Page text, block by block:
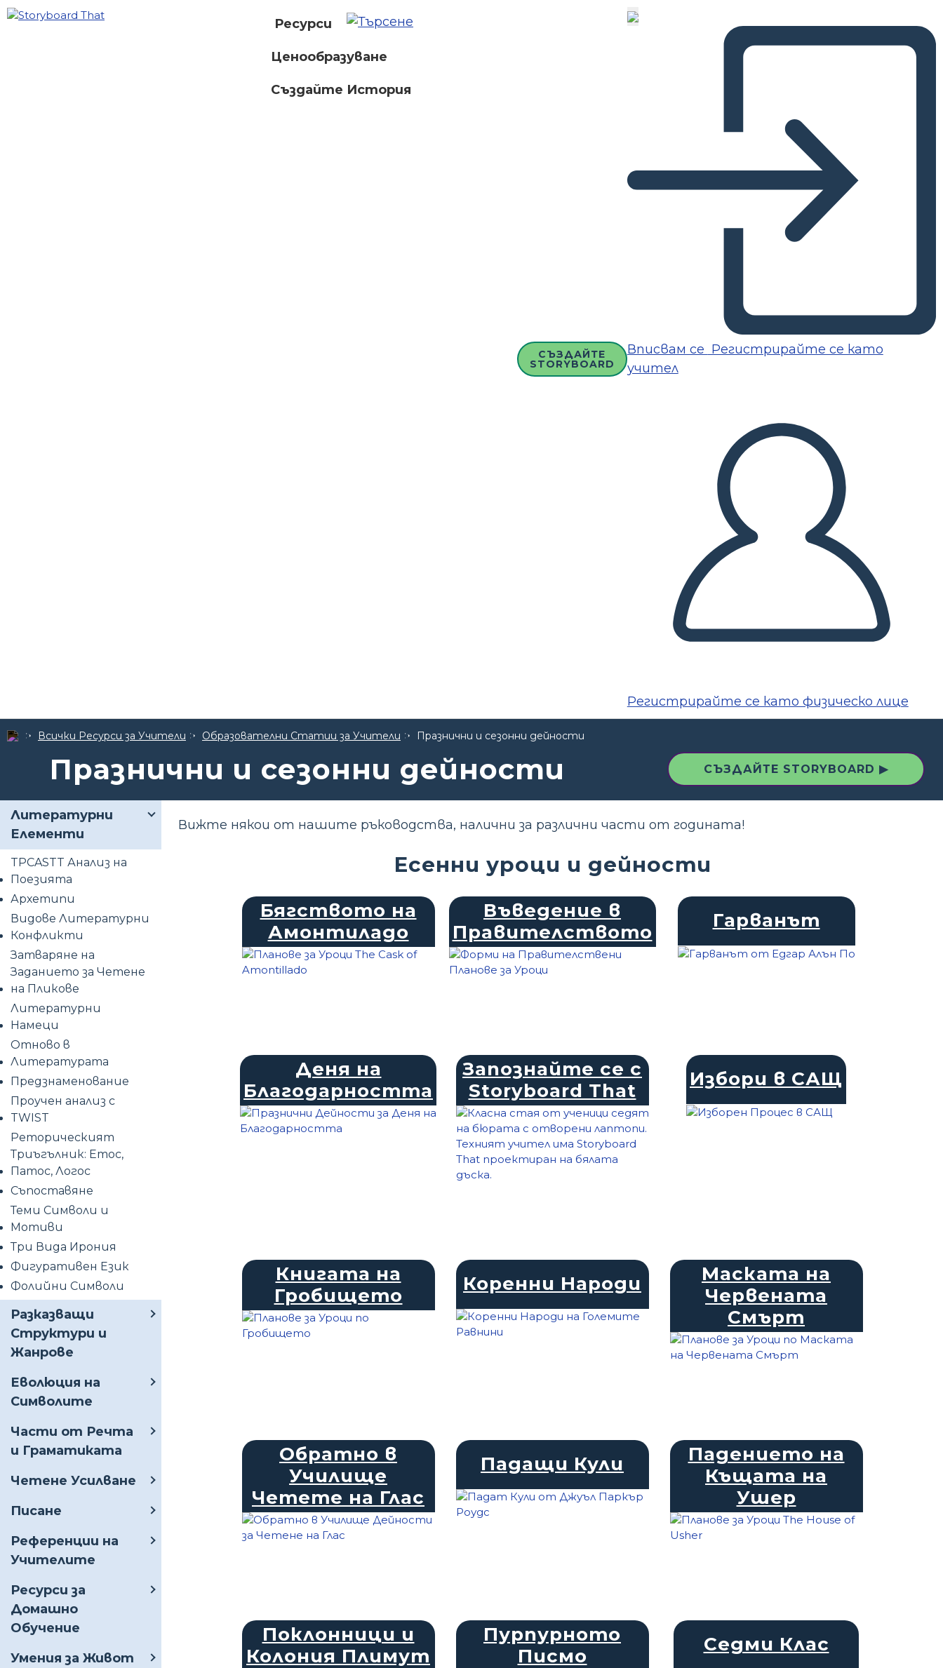
Ресурси
Ценообразуване
Създайте История
СЪЗДАЙТЕ
STORYBOARD
Вписвам се Регистрирайте се като
учител
Регистрирайте се като физическо лице
Всички Ресурси за Учители Образователни Статии за Учители Празнични и сезонни дейности
Празнични и сезонни дейности СЪЗДАЙТЕ STORYBOARD ▶
Литературни
Елементи
TPCASTT Анализ на
Поезията
Архетипи
Видове Литературни
Конфликти
Затваряне на
Заданието за Четене
на Пликове
Литературни
Намеци
Отново в
Литературата
Предзнаменование
Проучен анализ с
TWIST
Реторическият
Триъгълник: Етос,
Патос, Логос
Съпоставяне
Теми Символи и
Мотиви
Три Вида Ирония
Фигуративен Език
Фолийни Символи
Разказващи
Структури и
Жанрове
Еволюция на
Символите
Части от Речта
и Граматиката
Четене Усилване
Писане
Референции на
Учителите
Ресурси за
Домашно
Обучение
Умения за Живот
Вижте някои от нашите ръководства, налични за различни части от годината!
Есенни уроци и дейности
Бягството на
Амонтиладо
Въведение в
Правителството
Гарванът
Деня на
Благодарността
Запознайте се с
Storyboard That
Избори в САЩ
Книгата на
Гробището
Коренни Народи
Маската на
Червената
Смърт
Обратно в
Училище
Четете на Глас
Падащи Кули
Падението на
Къщата на
Ушер
Поклонници и
Колония Плимут
Пурпурното
Писмо
Седми Клас